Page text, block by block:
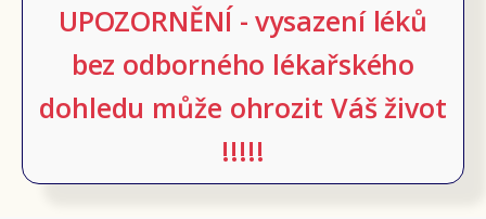
UPOZORNĚNÍ - vysazení léků
bez odborného lékařského
dohledu může ohrozit Váš život
!!!!!